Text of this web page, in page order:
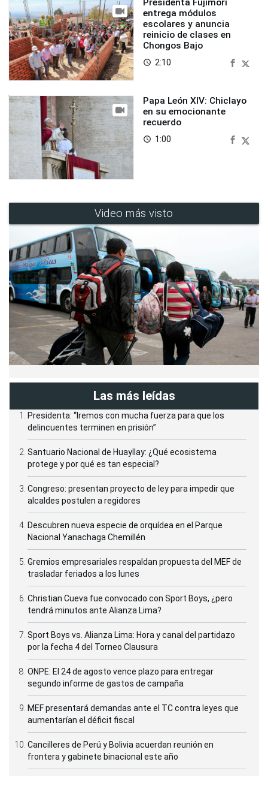
Presidenta Fujimori
entrega módulos
escolares y anuncia
reinicio de clases en
Chongos Bajo
access_time 2:10
Papa León XIV: Chiclayo
en su emocionante
recuerdo
access_time 1:00
Video más visto
Las más leídas
Presidenta: “Iremos con mucha fuerza para que los
delincuentes terminen en prisión”
Santuario Nacional de Huayllay: ¿Qué ecosistema
protege y por qué es tan especial?
Congreso: presentan proyecto de ley para impedir que
alcaldes postulen a regidores
Descubren nueva especie de orquídea en el Parque
Nacional Yanachaga Chemillén
Gremios empresariales respaldan propuesta del MEF de
trasladar feriados a los lunes
Christian Cueva fue convocado con Sport Boys, ¿pero
tendrá minutos ante Alianza Lima?
Sport Boys vs. Alianza Lima: Hora y canal del partidazo
por la fecha 4 del Torneo Clausura
ONPE: El 24 de agosto vence plazo para entregar
segundo informe de gastos de campaña
MEF presentará demandas ante el TC contra leyes que
aumentarían el déficit fiscal
Cancilleres de Perú y Bolivia acuerdan reunión en
frontera y gabinete binacional este año